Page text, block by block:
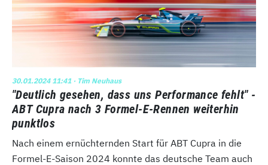
30.01.2024 11:41 · Tim Neuhaus
"Deutlich gesehen, dass uns Performance fehlt" -
ABT Cupra nach 3 Formel-E-Rennen weiterhin
punktlos
Nach einem ernüchternden Start für ABT Cupra in die
Formel-E-Saison 2024 konnte das deutsche Team auch